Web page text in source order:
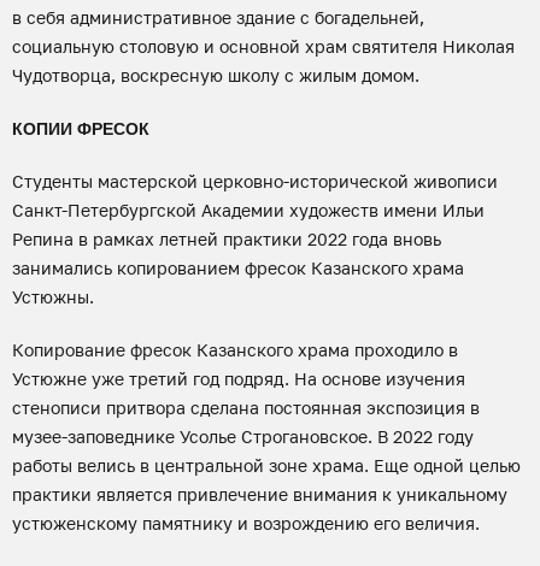
в себя административное здание с богадельней,
социальную столовую и основной храм святителя Николая
Чудотворца, воскресную школу с жилым домом.
КОПИИ ФРЕСОК
Студенты мастерской церковно-исторической живописи
Санкт-Петербургской Академии художеств имени Ильи
Репина в рамках летней практики 2022 года вновь
занимались копированием фресок Казанского храма
Устюжны.
Копирование фресок Казанского храма проходило в
Устюжне уже третий год подряд. На основе изучения
стенописи притвора сделана постоянная экспозиция в
музее-заповеднике Усолье Строгановское. В 2022 году
работы велись в центральной зоне храма. Еще одной целью
практики является привлечение внимания к уникальному
устюженскому памятнику и возрождению его величия.